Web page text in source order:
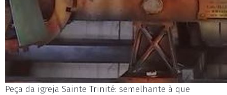
Peça da igreja Sainte Trinité: semelhante à que